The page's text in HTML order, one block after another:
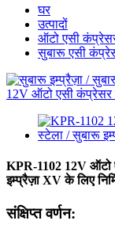
घर
उत्पादों
ऑटो एसी
सुबारू एसी
KPR-1102 12V ऑटो
इम्प्रैज़ा XV के लिए
संक्षिप्त वर्णन: